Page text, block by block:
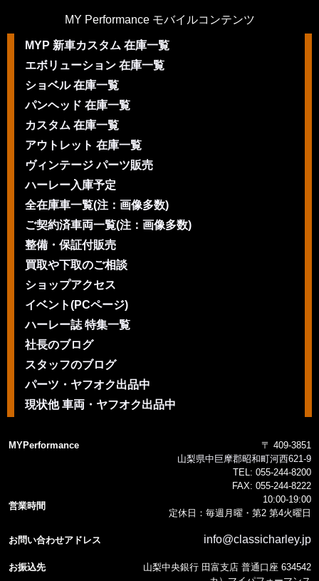
MY Performance モバイルコンテンツ
MYP 新車カスタム 在庫一覧
エボリューション 在庫一覧
ショベル 在庫一覧
パンヘッド 在庫一覧
カスタム 在庫一覧
アウトレット 在庫一覧
ヴィンテージ パーツ販売
ハーレー入庫予定
全在庫車一覧(注：画像多数)
ご契約済車両一覧(注：画像多数)
整備・保証付販売
買取や下取のご相談
ショップアクセス
イベント(PCページ)
ハーレー誌 特集一覧
社長のブログ
スタッフのブログ
パーツ・ヤフオク出品中
現状他 車両・ヤフオク出品中
MYPerformance
〒 409-3851
山梨県中巨摩郡昭和町河西621-9
TEL: 055-244-8200
FAX: 055-244-8222
営業時間
10:00-19:00
定休日：毎週月曜・第2 第4火曜日
お問い合わせアドレス info@classicharley.jp
お振込先
山梨中央銀行 田富支店 普通口座 634542